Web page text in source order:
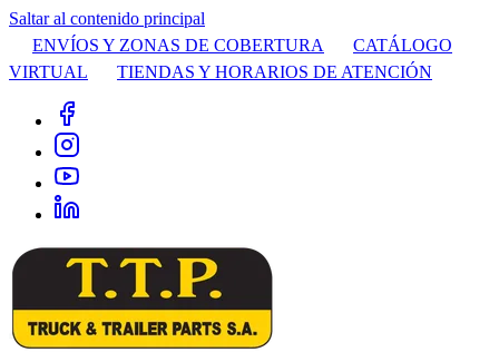
Saltar al contenido principal
ENVÍOS Y ZONAS DE COBERTURA
CATÁLOGO
VIRTUAL
TIENDAS Y HORARIOS DE ATENCIÓN